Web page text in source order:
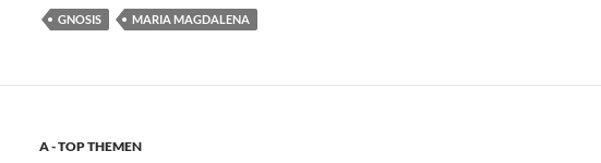
GNOSIS MARIA MAGDALENA
A - TOP THEMEN